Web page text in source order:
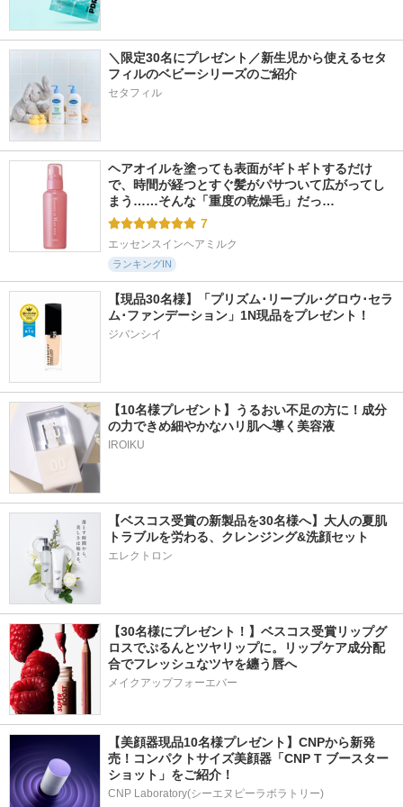
＼限定30名にプレゼント／新生児から使えるセタ
フィルのベビーシリーズのご紹介
セタフィル
ヘアオイルを塗っても表面がギトギトするだけ
で、時間が経つとすぐ髪がパサついて広がってし
まう……そんな「重度の乾燥毛」だっ…
7
エッセンスインヘアミルク
ランキングIN
【現品30名様】「プリズム･リーブル･グロウ･セラ
ジバンシイ
【10名様プレゼント】うるおい不足の方に！成分
の力できめ細やかなハリ肌へ導く美容液
IROIKU
【ベスコス受賞の新製品を30名様へ】大人の夏肌
トラブルを労わる、クレンジング&洗顔セット
エレクトロン
【30名様にプレゼント！】ベスコス受賞リップグ
ロスでぷるんとツヤリップに。リップケア成分配
合でフレッシュなツヤを纏う唇へ
メイクアップフォーエバー
【美顔器現品10名様プレゼント】CNPから新発
売！コンパクトサイズ美顔器「CNP T ブースター
ショット」をご紹介！
CNP Laboratory(シーエヌピーラボラトリー)